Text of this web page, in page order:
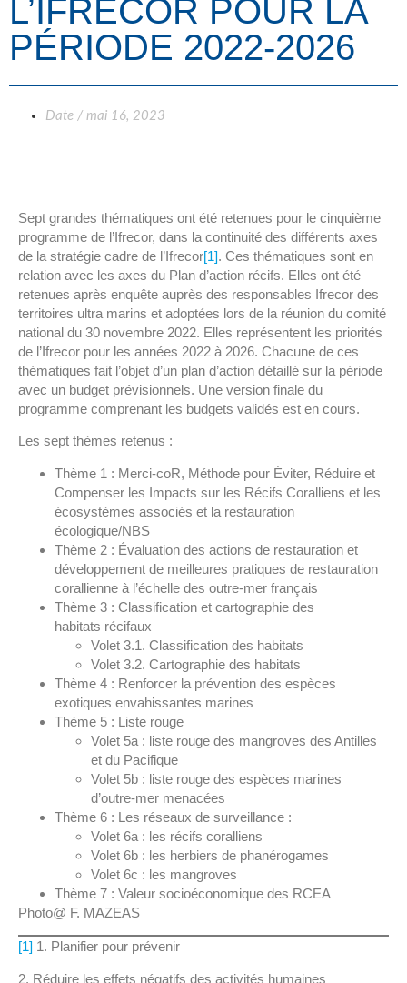
L’IFRECOR POUR LA
PÉRIODE 2022-2026
Date / mai 16, 2023
Sept grandes thématiques ont été retenues pour le cinquième
programme de l’Ifrecor, dans la continuité des différents axes
de la stratégie cadre de l’Ifrecor[1]. Ces thématiques sont en
relation avec les axes du Plan d’action récifs. Elles ont été
retenues après enquête auprès des responsables Ifrecor des
territoires ultra marins et adoptées lors de la réunion du comité
national du 30 novembre 2022. Elles représentent les priorités
de l’Ifrecor pour les années 2022 à 2026. Chacune de ces
thématiques fait l’objet d’un plan d’action détaillé sur la période
avec un budget prévisionnels. Une version finale du
programme comprenant les budgets validés est en cours.
Les sept thèmes retenus :
Thème 1 : Merci-coR, Méthode pour Éviter, Réduire et
Compenser les Impacts sur les Récifs Coralliens et les
écosystèmes associés et la restauration
écologique/NBS
Thème 2 : Évaluation des actions de restauration et
développement de meilleures pratiques de restauration
corallienne à l’échelle des outre-mer français
Thème 3 : Classification et cartographie des
habitats récifaux
Volet 3.1. Classification des habitats
Volet 3.2. Cartographie des habitats
Thème 4 : Renforcer la prévention des espèces
exotiques envahissantes marines
Thème 5 : Liste rouge
Volet 5a : liste rouge des mangroves des Antilles
et du Pacifique
Volet 5b : liste rouge des espèces marines
d’outre-mer menacées
Thème 6 : Les réseaux de surveillance :
Volet 6a : les récifs coralliens
Volet 6b : les herbiers de phanérogames
Volet 6c : les mangroves
Thème 7 : Valeur socioéconomique des RCEA
Photo@ F. MAZEAS
[1] 1. Planifier pour prévenir
2. Réduire les effets négatifs des activités humaines